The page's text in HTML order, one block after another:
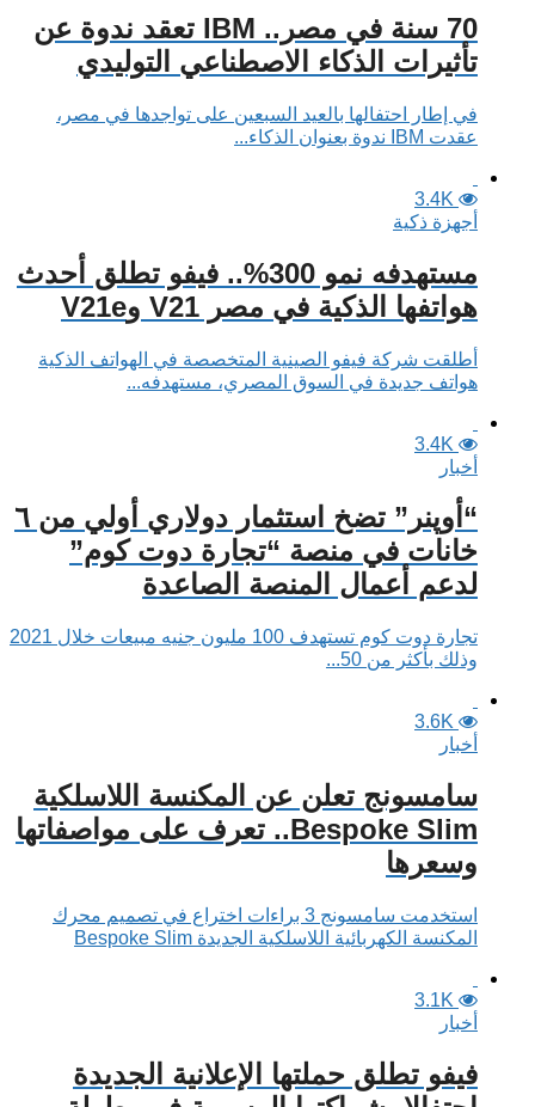
70 سنة في مصر.. IBM تعقد ندوة عن
تأثيرات الذكاء الاصطناعي التوليدي
في إطار احتفالها بالعيد السبعين على تواجدها في مصر،
عقدت IBM ندوة بعنوان الذكاء...
3.4K
أجهزة ذكية
مستهدفه نمو 300%.. فيفو تطلق أحدث
هواتفها الذكية في مصر V21 وV21e
أطلقت شركة فيفو الصينية المتخصصة في الهواتف الذكية
هواتف جديدة في السوق المصري، مستهدفه...
3.4K
أخبار
“أوپنر” تضخ استثمار دولاري أولي من ٦
خانات في منصة “تجارة دوت كوم”
لدعم أعمال المنصة الصاعدة
تجارة دوت كوم تستهدف 100 مليون جنيه مبيعات خلال 2021
وذلك بأكثر من 50...
3.6K
أخبار
سامسونج تعلن عن المكنسة اللاسلكية
Bespoke Slim.. تعرف على مواصفاتها
وسعرها
استخدمت سامسونج 3 براءات اختراع في تصميم محرك
المكنسة الكهربائية اللاسلكية الجديدة Bespoke Slim
3.1K
أخبار
فيفو تطلق حملتها الإعلانية الجديدة